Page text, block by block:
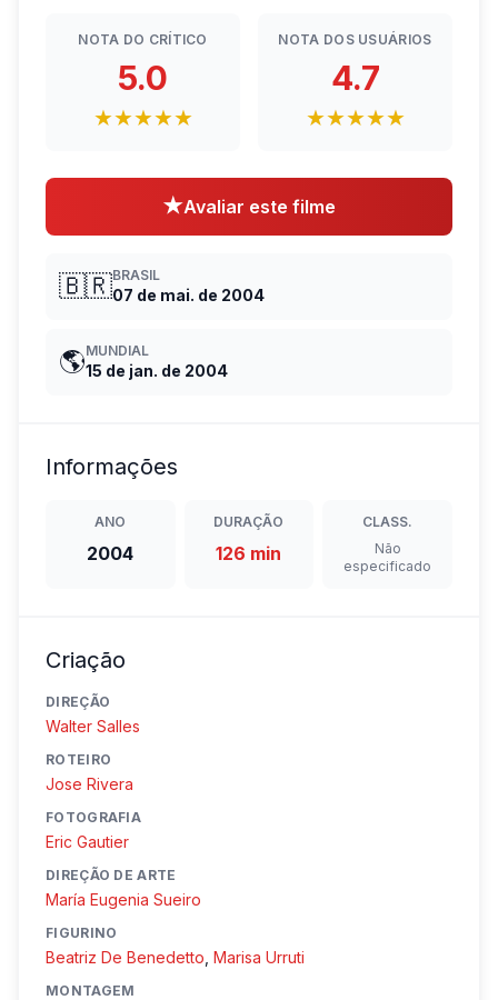
NOTA DO CRÍTICO
5.0
★★★★★
NOTA DOS USUÁRIOS
4.7
★★★★★
★Avaliar este filme
🇧🇷BRASIL
07 de mai. de 2004
🌎MUNDIAL
15 de jan. de 2004
Informações
ANO
2004
DURAÇÃO
126 min
CLASS.
Não
especificado
Criação
DIREÇÃO
Walter Salles
ROTEIRO
Jose Rivera
FOTOGRAFIA
Eric Gautier
DIREÇÃO DE ARTE
María Eugenia Sueiro
FIGURINO
Beatriz De Benedetto Marisa Urruti
MONTAGEM